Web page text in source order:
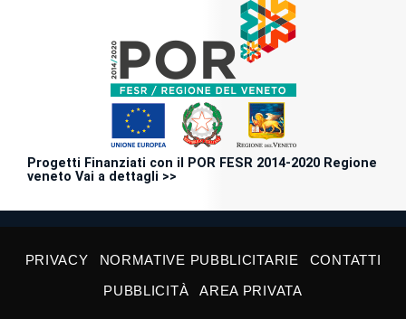
Progetti Finanziati con il POR FESR 2014-2020 Regione
veneto Vai a dettagli >>
PRIVACY NORMATIVE PUBBLICITARIE
CONTATTI
PUBBLICITÀ
AREA PRIVATA